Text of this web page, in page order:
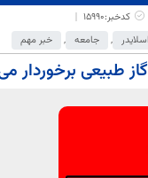
کدخبر:15990
اسلایدر , جامعه , خبر مهم
طبیعی برخوردار